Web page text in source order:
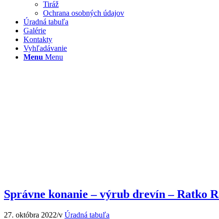
Tiráž
Ochrana osobných údajov
Úradná tabuľa
Galérie
Kontakty
Vyhľadávanie
Menu Menu
Správne konanie – výrub drevín – Ratko
27. októbra 2022/v Úradná tabuľa